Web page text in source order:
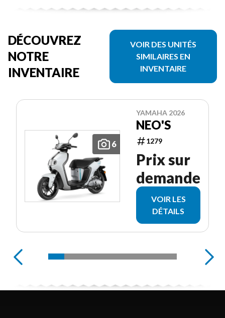
DÉCOUVREZ
NOTRE
INVENTAIRE
VOIR DES UNITÉS
SIMILAIRES EN
INVENTAIRE
6
YAMAHA 2026
NEO'S
1279
Prix sur
demande
VOIR LES
DÉTAILS